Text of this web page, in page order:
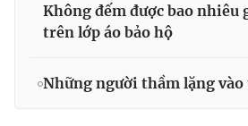
Không đếm được bao nhiêu
trên lớp áo bảo hộ
Những người thầm lặng vào